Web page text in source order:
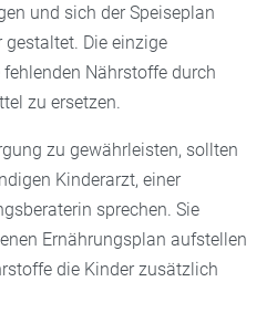
und sich der Speiseplan
Die einzige
Nährstoffe durch
zu ersetzen.
zu gewährleisten, sollten
Kinderarzt, einer
sprechen. Sie
Ernährungsplan aufstellen
die Kinder zusätzlich